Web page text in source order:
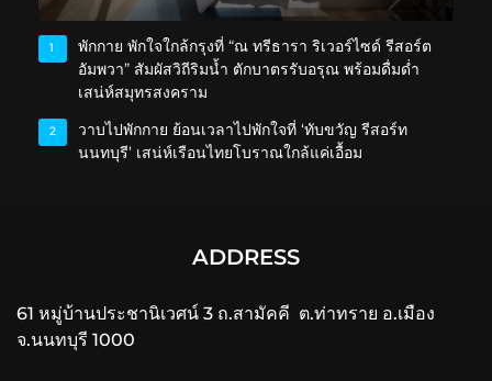
1
พักกาย พักใจใกล้กรุงที่ “ณ ทรีธารา ริเวอร์ไซด์ รีสอร์ต
อัมพวา” สัมผัสวิถีริมน้ำ ตักบาตรรับอรุณ พร้อมดื่มด่ำ
เสน่ห์สมุทรสงคราม
2
วาบไปพักกาย ย้อนเวลาไปพักใจที่ ‘ทับขวัญ รีสอร์ท
นนทบุรี’ เสน่ห์เรือนไทยโบราณใกล้แค่เอื้อม
ADDRESS
61 หมู่บ้านประชานิเวศน์ 3 ถ.สามัคคี ต.ท่าทราย อ.เมือง
จ.นนทบุรี 1000